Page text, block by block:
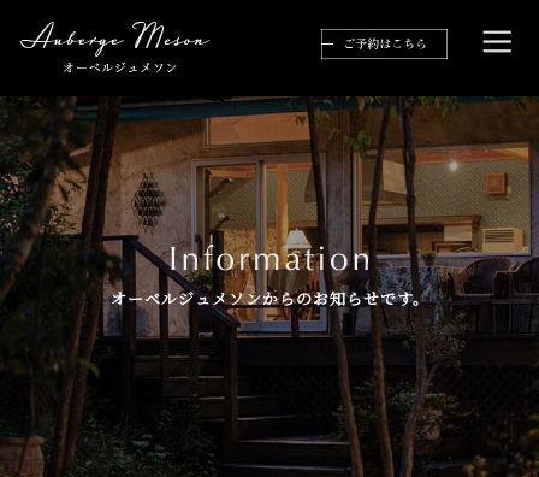
オーベルジュメソンからのお知らせです。